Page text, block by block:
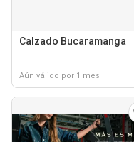
Calzado Bucaramanga
Aún válido por 1 mes